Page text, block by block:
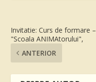
Invitatie: Curs de formare –
"Scoala ANIMAtorului",
ANTERIOR